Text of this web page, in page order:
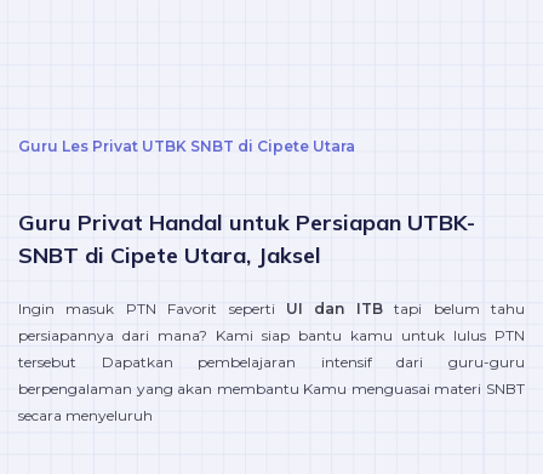
Guru Les Privat UTBK SNBT di Cipete Utara
Guru Privat Handal untuk Persiapan UTBK-
SNBT di Cipete Utara, Jaksel
Ingin masuk PTN Favorit seperti UI dan ITBtapi belum tahu
persiapannya dari mana? Kami siap bantu kamu untuk lulus PTN
tersebut Dapatkan pembelajaran intensif dari guru-guru
berpengalaman yang akan membantu Kamu menguasai materi SNBT
secara menyeluruh